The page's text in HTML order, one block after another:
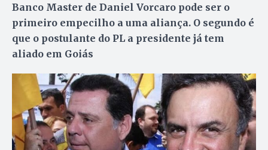
Banco Master de Daniel Vorcaro pode ser o
primeiro empecilho a uma aliança. O segundo é
que o postulante do PL a presidente já tem
aliado em Goiás